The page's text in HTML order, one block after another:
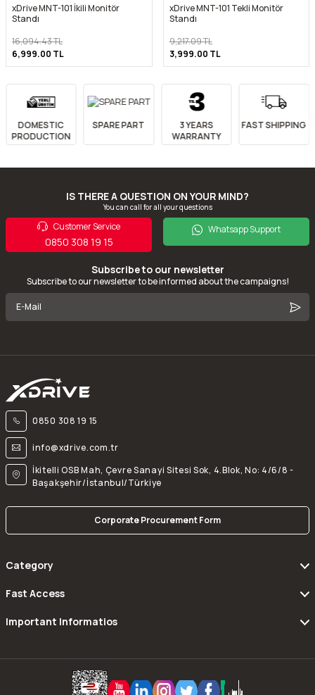
xDrive MNT-101 İkili Monitör
Standı
16,094.43TL
6,999.00 TL
xDrive MNT-101 Tekli Monitör
Standı
9,217.09TL
3,999.00 TL
SPARE PART
3 YEARS
FAST SHIPPING FREE SHIPPING
IS THERE A QUESTION ON YOUR MIND?
You can call for all your questions
Customer Service
0850 308 19 15
Whatsapp Support
Subscribe to our newsletter
Subscribe to our newsletter to be informed about the campaigns!
0850 308 19 15
info@xdrive.com.tr
İkitelli OSB Mah, Çevre Sanayi Sitesi Sok, 4.Blok, No: 4/6/8 -
Başakşehir/İstanbul/Türkiye
Corporate Procurement Form
Category
Fast Access
Important Informatios